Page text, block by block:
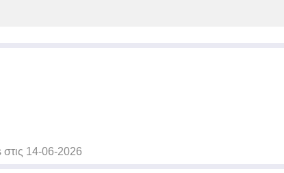
στις 14-06-2026